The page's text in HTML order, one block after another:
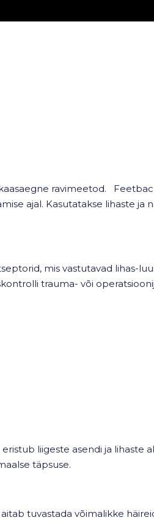
ravimeetod.
ajal. Kasutatakse lihaste ja
mis vastutavad lihas-
trauma- või
liigeste asendi ja lihaste
täpsuse.
tuvastada võimalikke